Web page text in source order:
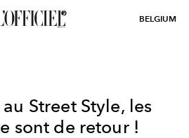
BELGIUM
Street Style, les
sont de retour !